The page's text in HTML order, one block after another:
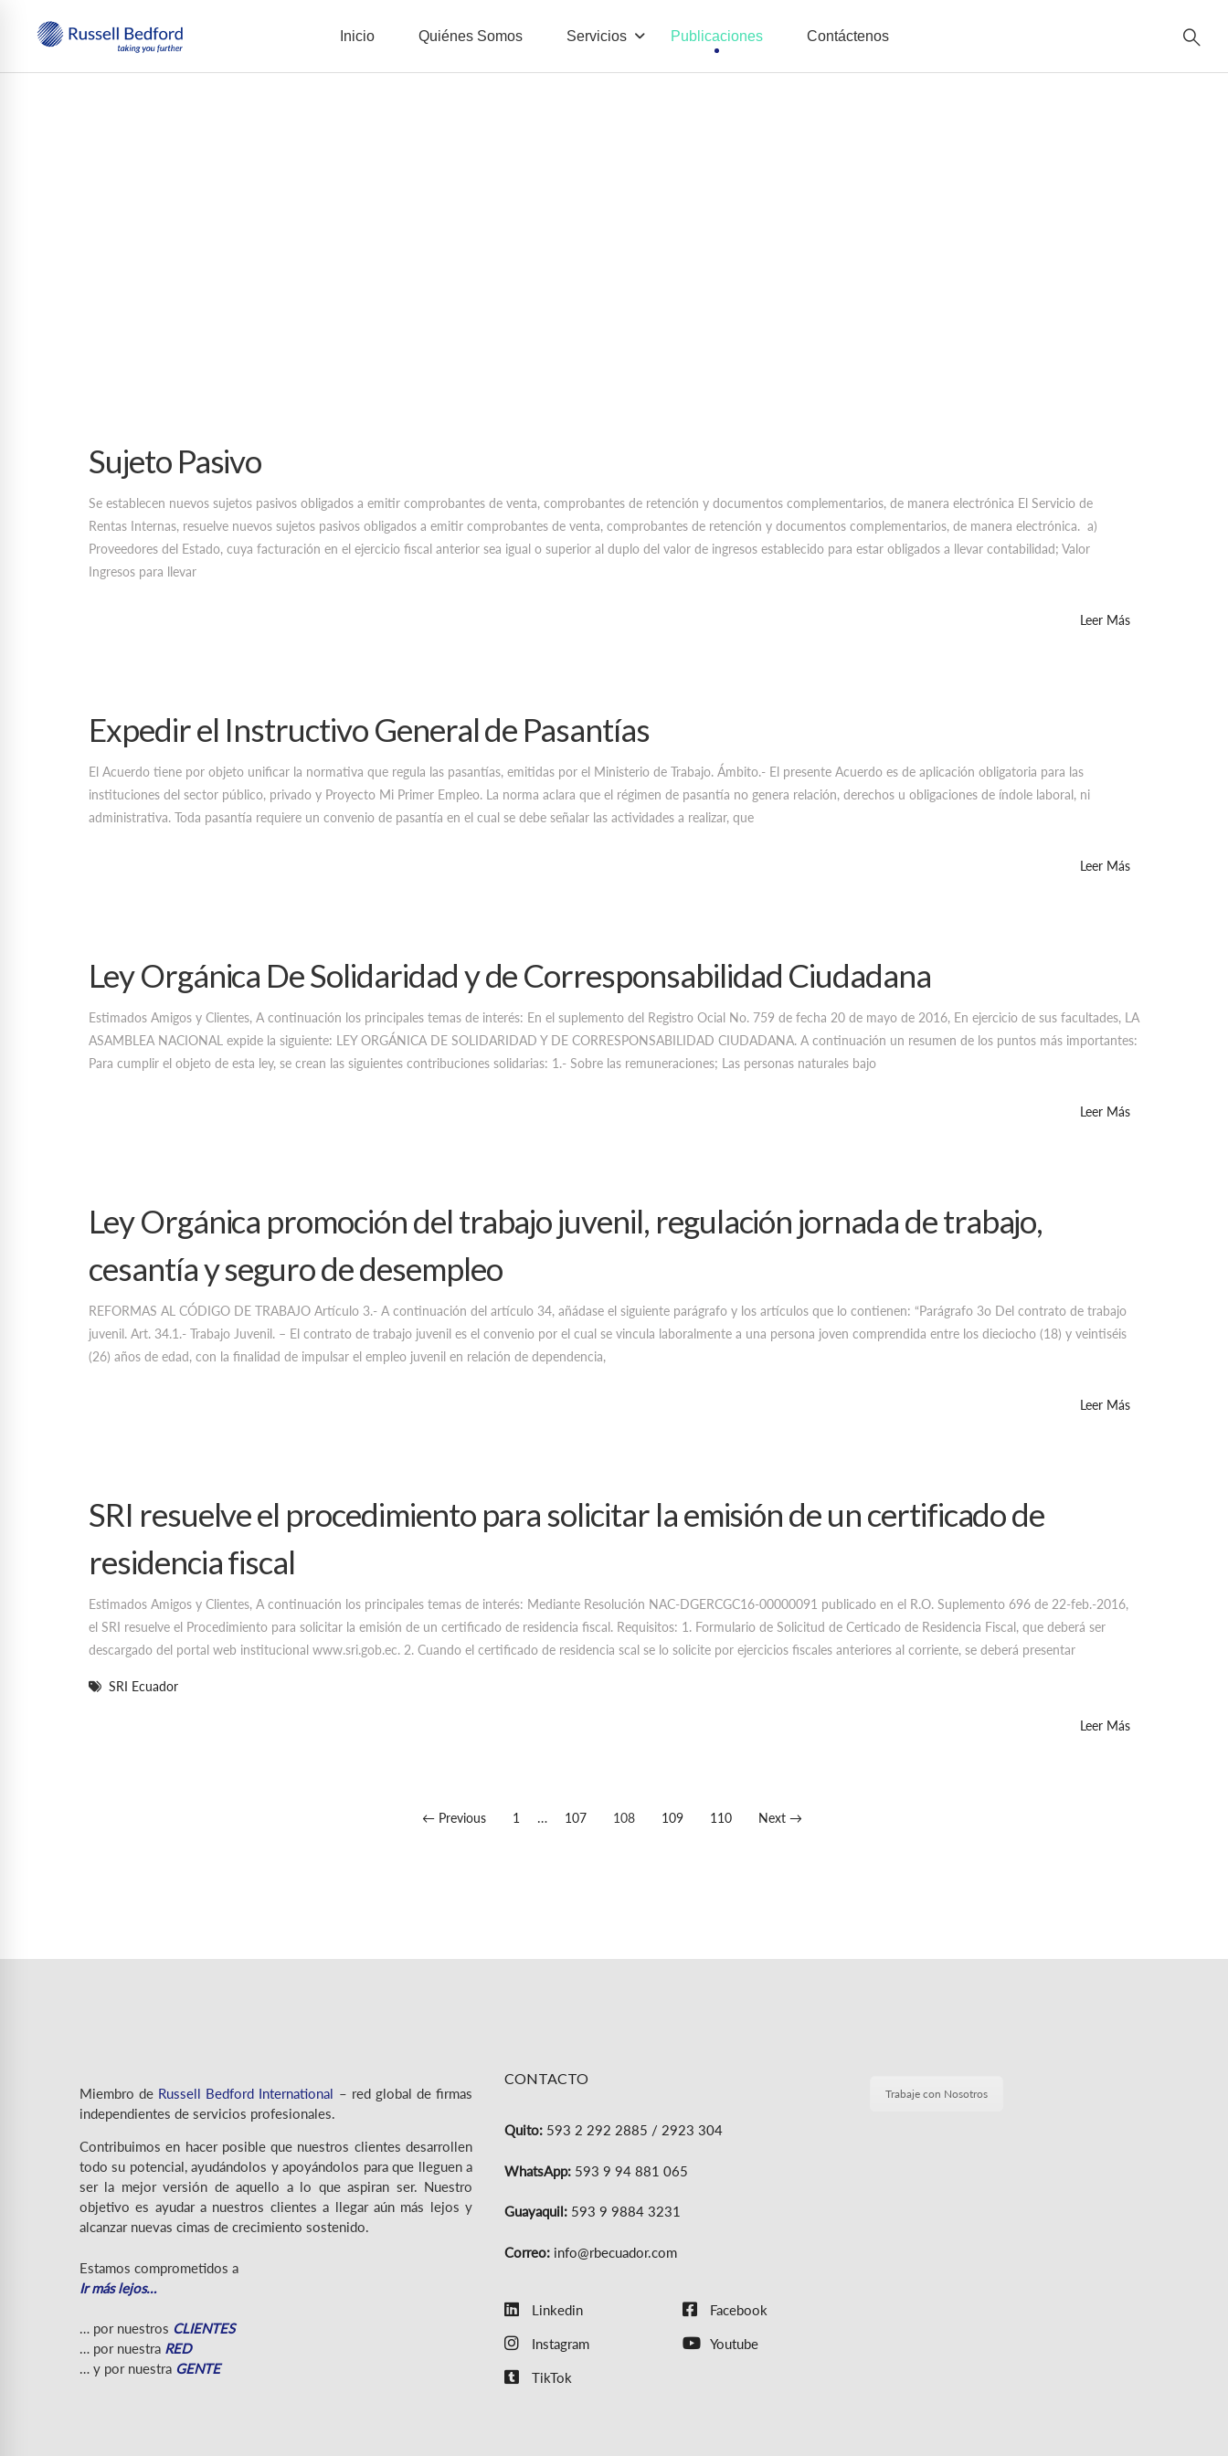
Inicio Quiénes Somos Servicios Publicaciones Contáctenos
Sujeto Pasivo
Se establecen nuevos sujetos pasivos obligados a emitir comprobantes de venta, comprobantes de retención y documentos complementarios, de manera electrónica El Servicio de
Rentas Internas, resuelve nuevos sujetos pasivos obligados a emitir comprobantes de venta, comprobantes de retención y documentos complementarios, de manera electrónica. a)
Proveedores del Estado, cuya facturación en el ejercicio fiscal anterior sea igual o superior al duplo del valor de ingresos establecido para estar obligados a llevar contabilidad; Valor
Ingresos para llevar
Leer Más
Expedir el Instructivo General de Pasantías
El Acuerdo tiene por objeto unificar la normativa que regula las pasantías, emitidas por el Ministerio de Trabajo. Ámbito.- El presente Acuerdo es de aplicación obligatoria para las
instituciones del sector público, privado y Proyecto Mi Primer Empleo. La norma aclara que el régimen de pasantía no genera relación, derechos u obligaciones de índole laboral, ni
administrativa. Toda pasantía requiere un convenio de pasantía en el cual se debe señalar las actividades a realizar, que
Leer Más
Ley Orgánica De Solidaridad y de Corresponsabilidad Ciudadana
Estimados Amigos y Clientes, A continuación los principales temas de interés: En el suplemento del Registro Ocial No. 759 de fecha 20 de mayo de 2016, En ejercicio de sus facultades, LA
ASAMBLEA NACIONAL expide la siguiente: LEY ORGÁNICA DE SOLIDARIDAD Y DE CORRESPONSABILIDAD CIUDADANA. A continuación un resumen de los puntos más importantes:
Para cumplir el objeto de esta ley, se crean las siguientes contribuciones solidarias: 1.- Sobre las remuneraciones; Las personas naturales bajo
Leer Más
Ley Orgánica promoción del trabajo juvenil, regulación jornada de trabajo,
cesantía y seguro de desempleo
REFORMAS AL CÓDIGO DE TRABAJO Artículo 3.- A continuación del artículo 34, añádase el siguiente parágrafo y los artículos que lo contienen: “Parágrafo 3o Del contrato de trabajo
juvenil. Art. 34.1.- Trabajo Juvenil. – El contrato de trabajo juvenil es el convenio por el cual se vincula laboralmente a una persona joven comprendida entre los dieciocho (18) y veintiséis
(26) años de edad, con la finalidad de impulsar el empleo juvenil en relación de dependencia,
Leer Más
SRI resuelve el procedimiento para solicitar la emisión de un certificado de
residencia fiscal
Estimados Amigos y Clientes, A continuación los principales temas de interés: Mediante Resolución NAC-DGERCGC16-00000091 publicado en el R.O. Suplemento 696 de 22-feb.-2016,
el SRI resuelve el Procedimiento para solicitar la emisión de un certificado de residencia fiscal. Requisitos: 1. Formulario de Solicitud de Certicado de Residencia Fiscal, que deberá ser
descargado del portal web institucional www.sri.gob.ec. 2. Cuando el certificado de residencia scal se lo solicite por ejercicios fiscales anteriores al corriente, se deberá presentar
SRI Ecuador
Leer Más
← Previous 1 … 107 108 109 110 Next →
Miembro de Russell Bedford International – red global de firmas
independientes de servicios profesionales.
Contribuimos en hacer posible que nuestros clientes desarrollen
todo su potencial, ayudándolos y apoyándolos para que lleguen a
ser la mejor versión de aquello a lo que aspiran ser. Nuestro
objetivo es ayudar a nuestros clientes a llegar aún más lejos y
alcanzar nuevas cimas de crecimiento sostenido.
Estamos comprometidos a
Ir más lejos…
… por nuestros CLIENTES
… por nuestra RED
… y por nuestra GENTE
CONTACTO
Quito: 593 2 292 2885 / 2923 304
WhatsApp: 593 9 94 881 065
Guayaquil: 593 9 9884 3231
Correo: info@rbecuador.com
Linkedin Facebook
Instagram Youtube
TikTok
Trabaje con Nosotros